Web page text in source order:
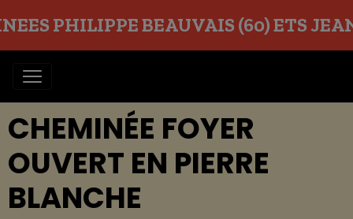
PHILIPPE BEAUVAIS (60) ETS
CHEMINÉE FOYER
OUVERT EN PIERRE
BLANCHE